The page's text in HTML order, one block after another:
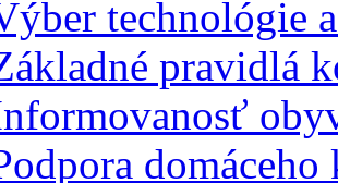
technológie
pravidlá